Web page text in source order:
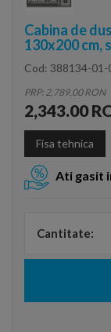
Cabina de
130x200
Cod: 388134-01-
PRP: 2,789.00 RON
2,343.00
Fisa tehnica
Ati gasit
Cantitate: